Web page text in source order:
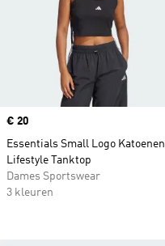
Price
€ 20
Essentials Small Logo Katoenen
Lifestyle Tanktop
Dames Sportswear
3 kleuren